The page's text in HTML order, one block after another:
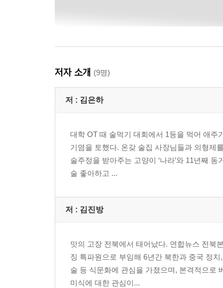
저자 소개 (9명)
저 : 김은하
대학 OT 때 술먹기 대회에서 1등을 먹어 애주
기염을 토했다. 온갖 술집 사장님들과 의형제
술주정을 받아주는 고양이 ‘나라’와 11년째
술 좋아하고 ...
저 : 김진방
맛의 고장 전북에서 태어났다. 연합뉴스 전북
징 특파원으로 부임해 6년간 북한과 중국 정
술 등 식문화에 관심을 가졌으며, 본격적으로
미식에 대한 관심이...